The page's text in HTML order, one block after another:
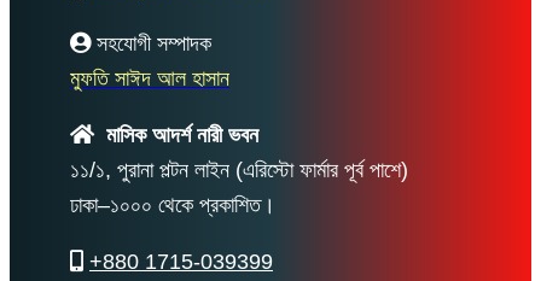
সহযোগী সম্পাদক
মুফতি সাঈদ আল হাসান
মাসিক আদর্শ নারী ভবন
১১/১, পুরানা পল্টন লাইন (এরিস্টো ফার্মার পূর্ব পাশে)
ঢাকা–১০০০ থেকে প্রকাশিত।
+880 1715-039399